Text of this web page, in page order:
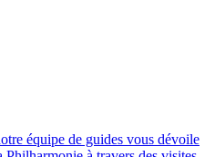
équipe de guides vous dévoile